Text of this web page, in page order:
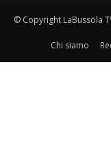
© Copyright LaBussola
Chi siamo